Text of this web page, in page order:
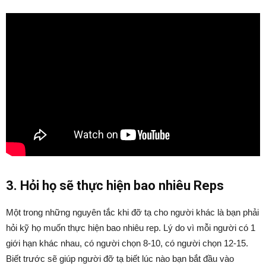
3. Hỏi họ sẽ thực hiện bao nhiêu Reps
Một trong những nguyên tắc khi đỡ tạ cho người khác là bạn phải
hỏi kỹ họ muốn thực hiện bao nhiêu rep. Lý do vì mỗi người có 1
giới hạn khác nhau, có người chọn 8-10, có người chọn 12-15.
Biết trước sẽ giúp người đỡ tạ biết lúc nào bạn bắt đầu vào